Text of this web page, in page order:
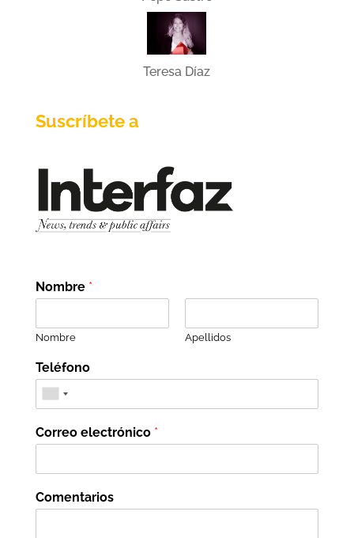
Teresa Díaz
Suscríbete a
Nombre *
Nombre Apellidos
Teléfono
Correo electrónico *
Comentarios